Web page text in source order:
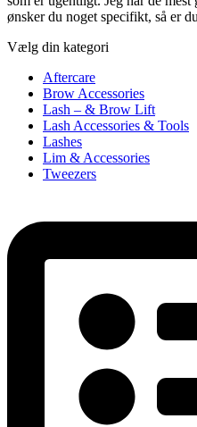
ønsker du noget specifikt, så er
Vælg din kategori
Aftercare
Brow Accessories
Lash – & Brow Lift
Lash Accessories & Tools
Lashes
Lim & Accessories
Tweezers